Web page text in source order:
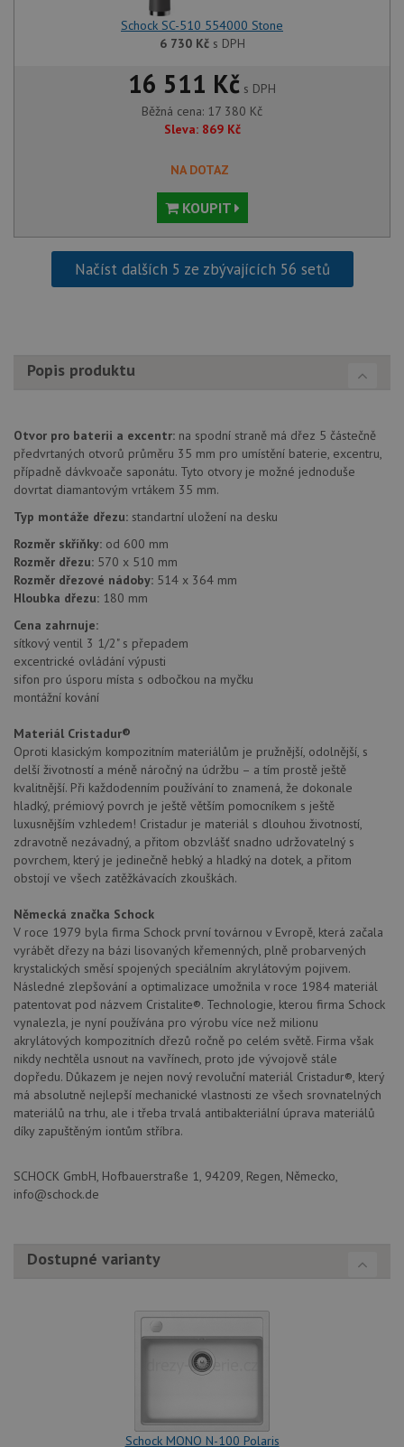
Schock SC-510 554000 Stone
6 730 Kčs DPH
16 511 Kč s DPH
Běžná cena: 17 380 Kč
Sleva: 869 Kč
NA DOTAZ
KOUPIT
Načíst dalších 5 ze zbývajících 56 setů
Popis produktu
Otvor pro baterii a excentr: na spodní straně má dřez 5 částečně
předvrtaných otvorů průměru 35 mm pro umístění baterie, excentru,
případně dávkvoače saponátu. Tyto otvory je možné jednoduše
dovrtat diamantovým vrtákem 35 mm.
Typ montáže dřezu: standartní uložení na desku
Rozměr skříňky: od 600 mm
Rozměr dřezu: 570 x 510 mm
Rozměr dřezové nádoby: 514 x 364 mm
Hloubka dřezu: 180 mm
Cena zahrnuje:
sítkový ventil 3 1/2" s přepadem
excentrické ovládání výpusti
sifon pro úsporu místa s odbočkou na myčku
montážní kování
Materiál Cristadur®
Oproti klasickým kompozitním materiálům je pružnější, odolnější, s
delší životností a méně náročný na údržbu – a tím prostě ještě
kvalitnější. Při každodenním používání to znamená, že dokonale
hladký, prémiový povrch je ještě větším pomocníkem s ještě
luxusnějším vzhledem! Cristadur je materiál s dlouhou životností,
zdravotně nezávadný, a přitom obzvlášť snadno udržovatelný s
povrchem, který je jedinečně hebký a hladký na dotek, a přitom
obstojí ve všech zatěžkávacích zkouškách.
Německá značka Schock
V roce 1979 byla firma Schock první továrnou v Evropě, která začala
vyrábět dřezy na bázi lisovaných křemenných, plně probarvených
krystalických směsí spojených speciálním akrylátovým pojivem.
Následné zlepšování a optimalizace umožnila v roce 1984 materiál
patentovat pod názvem Cristalite®. Technologie, kterou firma Schock
vynalezla, je nyní používána pro výrobu více než milionu
akrylátových kompozitních dřezů ročně po celém světě. Firma však
nikdy nechtěla usnout na vavřínech, proto jde vývojově stále
dopředu. Důkazem je nejen nový revoluční materiál Cristadur®, který
má absolutně nejlepší mechanické vlastnosti ze všech srovnatelných
materiálů na trhu, ale i třeba trvalá antibakteriální úprava materiálů
díky zapuštěným iontům stříbra.
SCHOCK GmbH, Hofbauerstraße 1, 94209, Regen, Německo,
info@schock.de
Dostupné varianty
Schock MONO N-100 Polaris